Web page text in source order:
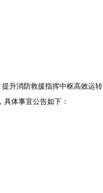
升消防救援指挥中枢高效运转
体事宜公告如下：